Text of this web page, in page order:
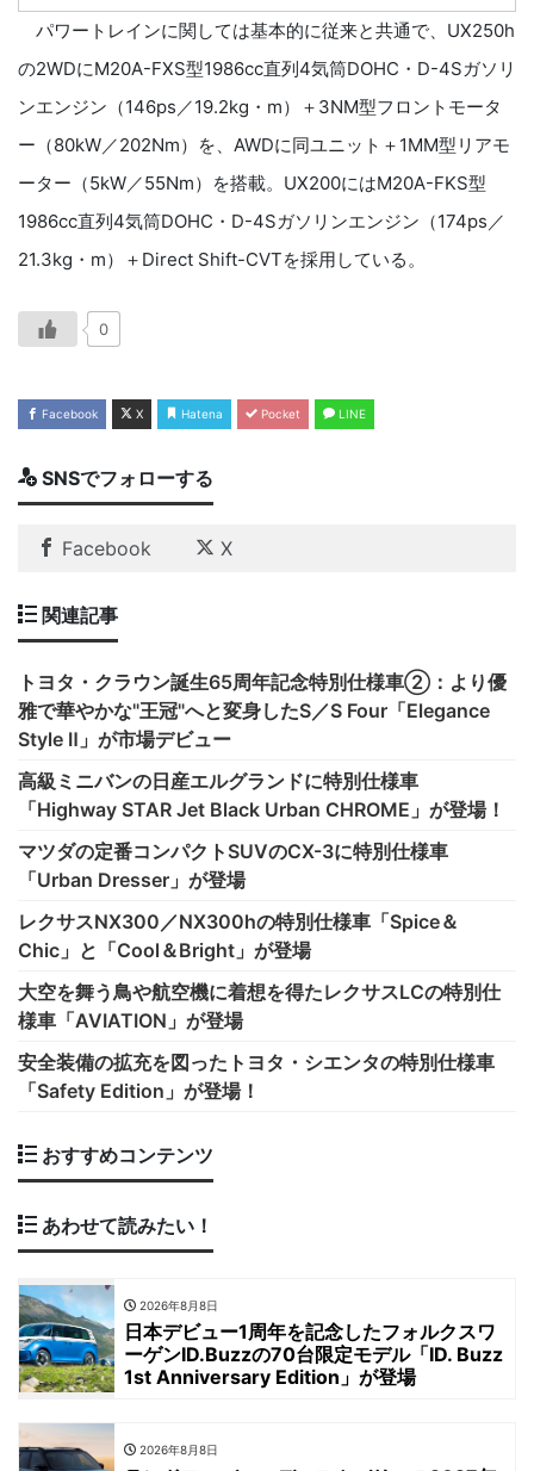
パワートレインに関しては基本的に従来と共通で、UX250h
の2WDにM20A-FXS型1986cc直列4気筒DOHC・D-4Sガソリ
ンエンジン（146ps／19.2kg・m）＋3NM型フロントモータ
ー（80kW／202Nm）を、AWDに同ユニット＋1MM型リアモ
ーター（5kW／55Nm）を搭載。UX200にはM20A-FKS型
1986cc直列4気筒DOHC・D-4Sガソリンエンジン（174ps／
21.3kg・m）＋Direct Shift-CVTを採用している。
0
Facebook X Hatena Pocket LINE
SNSでフォローする
Facebook X
関連記事
トヨタ・クラウン誕生65周年記念特別仕様車②：より優
雅で華やかな"王冠"へと変身したS／S Four「Elegance
Style Ⅱ」が市場デビュー
高級ミニバンの日産エルグランドに特別仕様車
「Highway STAR Jet Black Urban CHROME」が登場！
マツダの定番コンパクトSUVのCX-3に特別仕様車
「Urban Dresser」が登場
レクサスNX300／NX300hの特別仕様車「Spice＆
Chic」と「Cool＆Bright」が登場
大空を舞う鳥や航空機に着想を得たレクサスLCの特別仕
様車「AVIATION」が登場
安全装備の拡充を図ったトヨタ・シエンタの特別仕様車
「Safety Edition」が登場！
おすすめコンテンツ
あわせて読みたい！
2026年8月8日
日本デビュー1周年を記念したフォルクスワ
ーゲンID.Buzzの70台限定モデル「ID. Buzz
1st Anniversary Edition」が登場
2026年8月8日